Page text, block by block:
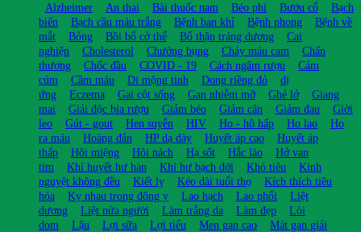
Alzheimer An thai Bài thuốc nam Béo phì Bướu cổ
Bạch
biến
Bạch cầu máu trắng Bệnh ban khỉ Bệnh phong
Bệnh về
mắt
Bỏng Bồi bổ cở thể Bổ thận tráng dương
Cai
nghiện
Cholesterol Chướng bụng Chảy máu cam
Chấn
thương
Chốc đầu COVID - 19 Cách ngâm rượu
Cảm
cúm
Cầm máu Di mộng tinh Dong riềng đỏ
dị
ứng
Eczema Gai cột sống Gan nhiễm mỡ Ghẻ lở
Giang
mai
Giải độc bia rượu Giảm béo Giảm cân Giảm đau
Giời
leo
Gút - gout Hen suyễn HIV Ho - hô hấp Ho lao
Ho
ra máu
Hoàng đản HP dạ dày Huyết áp cao
Huyết áp
thấp
Hôi miệng Hôi nách Hạ sốt Hắc lào
Hở van
tim
Khí huyết hư hàn Khí hư bạch đới Khó tiêu
Kinh
nguyệt không đều
Kiết lỵ Kéo dài tuổi thọ
Kích thích tiêu
hóa
Kỵ nhau trong đông y Lao hạch Lao phổi
Liệt
dương
Liệt nửa người Làm trắng da Làm đẹp
Lòi
dom
Lậu Lợi sữa Lợi tiểu Men gan cao
Mát gan giải